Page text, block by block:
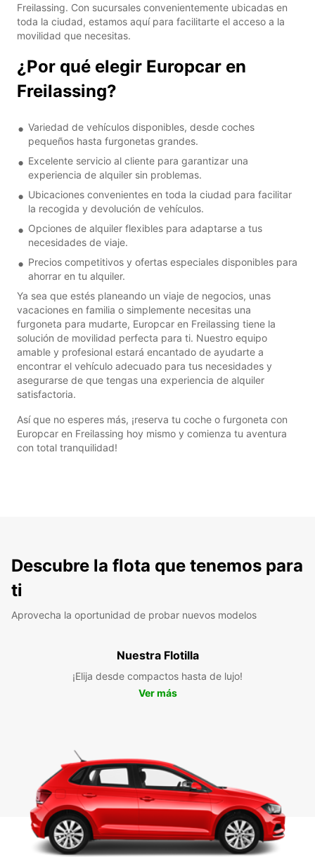
Freilassing. Con sucursales convenientemente ubicadas en
toda la ciudad, estamos aquí para facilitarte el acceso a la
movilidad que necesitas.
¿Por qué elegir Europcar en
Freilassing?
Variedad de vehículos disponibles, desde coches
pequeños hasta furgonetas grandes.
Excelente servicio al cliente para garantizar una
experiencia de alquiler sin problemas.
Ubicaciones convenientes en toda la ciudad para facilitar
la recogida y devolución de vehículos.
Opciones de alquiler flexibles para adaptarse a tus
necesidades de viaje.
Precios competitivos y ofertas especiales disponibles para
ahorrar en tu alquiler.
Ya sea que estés planeando un viaje de negocios, unas
vacaciones en familia o simplemente necesitas una
furgoneta para mudarte, Europcar en Freilassing tiene la
solución de movilidad perfecta para ti. Nuestro equipo
amable y profesional estará encantado de ayudarte a
encontrar el vehículo adecuado para tus necesidades y
asegurarse de que tengas una experiencia de alquiler
satisfactoria.
Así que no esperes más, ¡reserva tu coche o furgoneta con
Europcar en Freilassing hoy mismo y comienza tu aventura
con total tranquilidad!
Descubre la flota que tenemos para
ti
Aprovecha la oportunidad de probar nuevos modelos
Nuestra Flotilla
¡Elija desde compactos hasta de lujo!
Ver más